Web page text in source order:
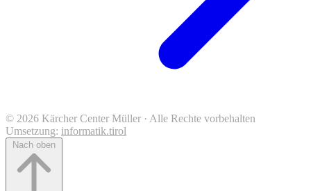
© 2026 Kärcher Center Müller · Alle Rechte vorbehalten
Umsetzung: informatik.tirol
Nach oben